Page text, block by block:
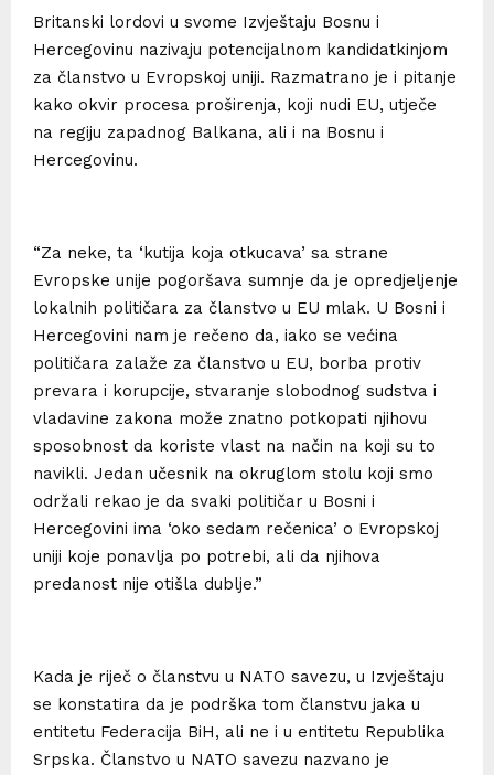
Britanski lordovi u svome Izvještaju Bosnu i
Hercegovinu nazivaju potencijalnom kandidatkinjom
za članstvo u Evropskoj uniji. Razmatrano je i pitanje
kako okvir procesa proširenja, koji nudi EU, utječe
na regiju zapadnog Balkana, ali i na Bosnu i
Hercegovinu.
“Za neke, ta ‘kutija koja otkucava’ sa strane
Evropske unije pogoršava sumnje da je opredjeljenje
lokalnih političara za članstvo u EU mlak. U Bosni i
Hercegovini nam je rečeno da, iako se većina
političara zalaže za članstvo u EU, borba protiv
prevara i korupcije, stvaranje slobodnog sudstva i
vladavine zakona može znatno potkopati njihovu
sposobnost da koriste vlast na način na koji su to
navikli. Jedan učesnik na okruglom stolu koji smo
održali rekao je da svaki političar u Bosni i
Hercegovini ima ‘oko sedam rečenica’ o Evropskoj
uniji koje ponavlja po potrebi, ali da njihova
predanost nije otišla dublje.”
Kada je riječ o članstvu u NATO savezu, u Izvještaju
se konstatira da je podrška tom članstvu jaka u
entitetu Federacija BiH, ali ne i u entitetu Republika
Srpska. Članstvo u NATO savezu nazvano je